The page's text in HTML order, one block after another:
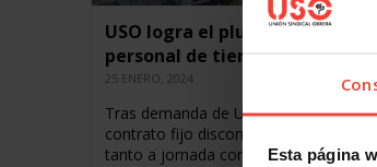
Esta página
USO logra el plus de fijo
personal de tierra de Iberia a
25 ENERO, 2024
Tras demanda de USO, los
contrato fijo discontinuo percibirán el
tanto a jornada completa como